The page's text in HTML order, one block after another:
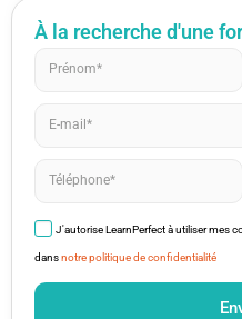
À la recherche d'une
J'autorise LearnPerfect à utiliser mes
dansnotre politique de confidentialité